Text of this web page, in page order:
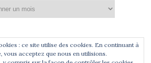
: ce site utilise des cookies. En continuant à
vous acceptez que nous en utilisions.